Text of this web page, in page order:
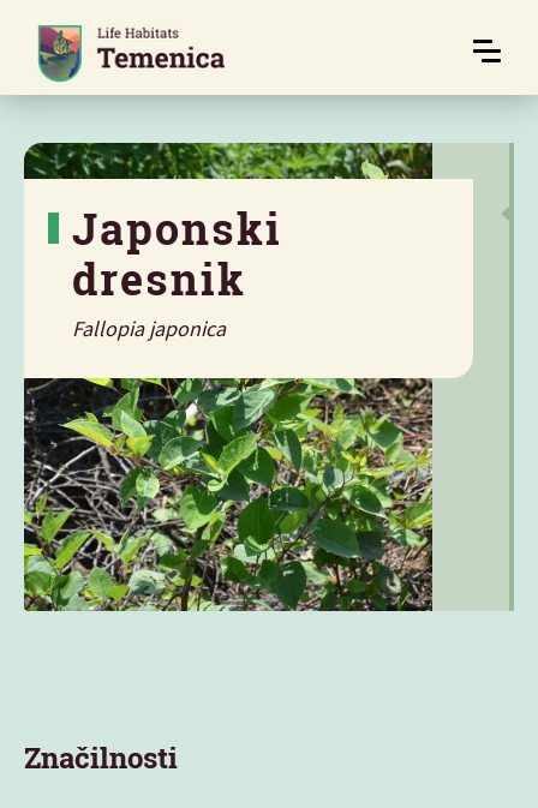
Japonski
dresnik
Fallopia japonica
Značilnosti